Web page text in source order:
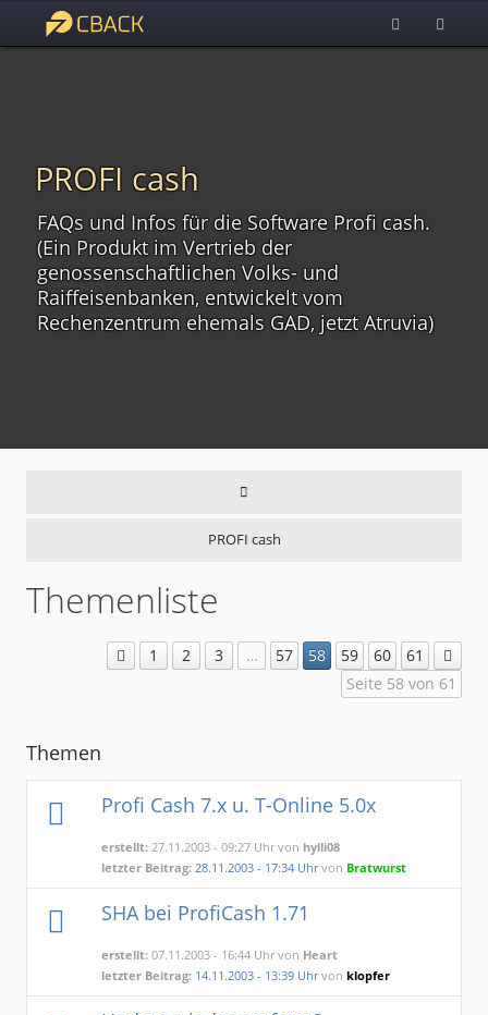
PROFI cash
FAQs und Infos für die Software Profi cash.
(Ein Produkt im Vertrieb der
genossenschaftlichen Volks- und
Raiffeisenbanken, entwickelt vom
Rechenzentrum ehemals GAD, jetzt Atruvia)
PROFI cash
Themenliste
1 2 3 … 57 58 59 60
61
Seite 58 von 61
Themen
Profi Cash 7.x u. T-Online 5.0x
erstellt: 27.11.2003 - 09:27 Uhr von hylli08
letzter Beitrag: 28.11.2003 - 17:34 Uhrvon Bratwurst
SHA bei ProfiCash 1.71
erstellt: 07.11.2003 - 16:44 Uhr von Heart
letzter Beitrag: 14.11.2003 - 13:39 Uhrvonklopfer